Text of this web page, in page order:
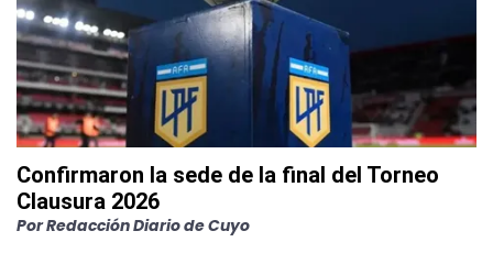
Confirmaron la sede de la final del Torneo
Clausura 2026
PorRedacción Diario de Cuyo